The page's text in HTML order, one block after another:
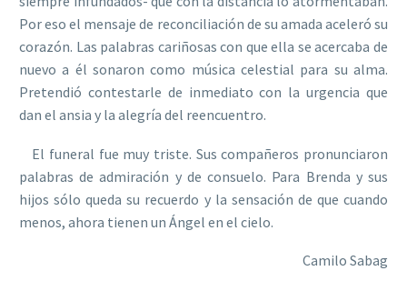
Por eso el mensaje de reconciliación de su amada aceleró su
corazón. Las palabras cariñosas con que ella se acercaba de
nuevo a él sonaron como música celestial para su alma.
Pretendió contestarle de inmediato con la urgencia que
dan el ansia y la alegría del reencuentro.
El funeral fue muy triste. Sus compañeros pronunciaron
palabras de admiración y de consuelo. Para Brenda y sus
hijos sólo queda su recuerdo y la sensación de que cuando
menos, ahora tienen un Ángel en el cielo.
Camilo Sabag